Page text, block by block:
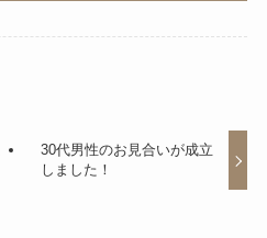
30代男性のお見合いが成立
しました！